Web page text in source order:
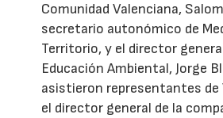
Comunidad Valenciana,
secretario autonómico de
Territorio, y el director
Educación Ambiental, Jorge
asistieron representantes de
el director general de la